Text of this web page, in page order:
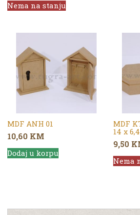
Nema na stanju
MDF ANH 01
10,60 KM
Dodaj u korpu
MDF
14 x
9,50
Nema